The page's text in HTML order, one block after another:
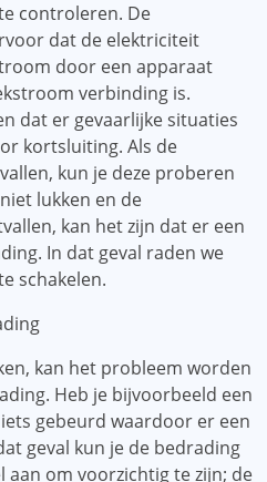
controleren. De
dat de elektriciteit
door een apparaat
verbinding is.
dat er gevaarlijke situaties
kortsluiting. Als de
kun je deze proberen
lukken en de
kan het zijn dat er een
In dat geval raden we
schakelen.
kan het probleem worden
Heb je bijvoorbeeld een
gebeurd waardoor er een
geval kun je de bedrading
aan om voorzichtig te zijn; de